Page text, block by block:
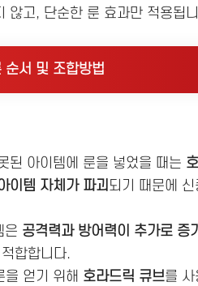
않고, 단순한 룬 효과만 적용됩
순서 및 조합방법
된 아이템에 룬을 넣었을 때는
이템 자체가 파괴 되기 때문에
은 공격력과 방어력이 추가로 증
합합니다.
을 얻기 위해 호라드릭 큐브를